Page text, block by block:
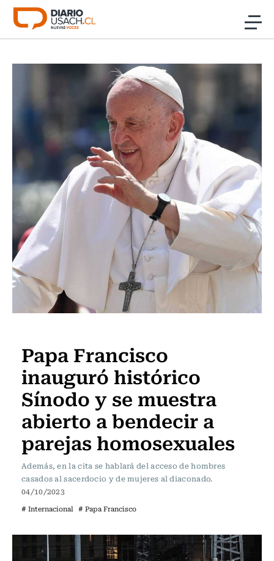
Click acá para ir directamente al contenido
Cultura
Programas Radio y TV Usach
Papa Francisco
inauguró histórico
Sínodo y se muestra
abierto a bendecir a
parejas homosexuales
Además, en la cita se hablará del acceso de hombres
casados al sacerdocio y de mujeres al diaconado.
04/10/2023
# Internacional # Papa Francisco